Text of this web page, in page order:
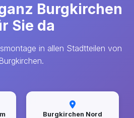
Burgkirchen
Sie da
in allen Stadtteilen von
Burgkirchen.
Burgkirchen Nord